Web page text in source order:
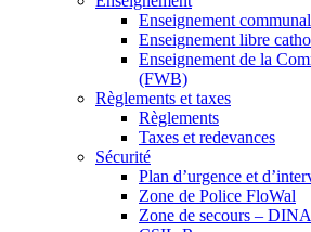
Enseignement communal
Enseignement libre
Enseignement de la
(FWB)
Règlements et taxes
Règlements
Taxes et redevances
Sécurité
Plan d’urgence et
Zone de Police FloWal
Zone de secours –